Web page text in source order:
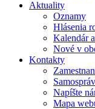
Aktuality
Oznamy
Hlásenia
Kalendár
Nové v
Kontakty
Napíšte
Mapa